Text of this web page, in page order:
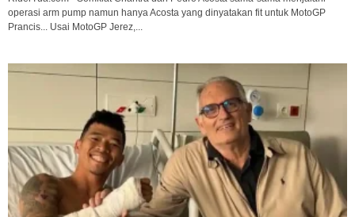
operasi arm pump namun hanya Acosta yang dinyatakan fit untuk MotoGP
Prancis... Usai MotoGP Jerez,...